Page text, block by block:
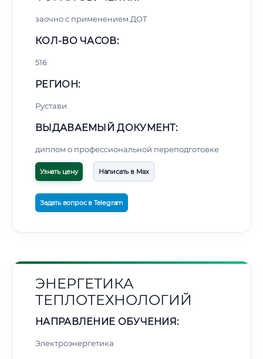
заочно с применением ДОТ
КОЛ-ВО ЧАСОВ:
516
РЕГИОН:
Рустави
ВЫДАВАЕМЫЙ ДОКУМЕНТ:
диплом о профессиональной переподготовке
Узнать цену Написать в Max
Задать вопрос в Telegram
ЭНЕРГЕТИКА
ТЕПЛОТЕХНОЛОГИЙ
НАПРАВЛЕНИЕ ОБУЧЕНИЯ:
Электроэнергетика